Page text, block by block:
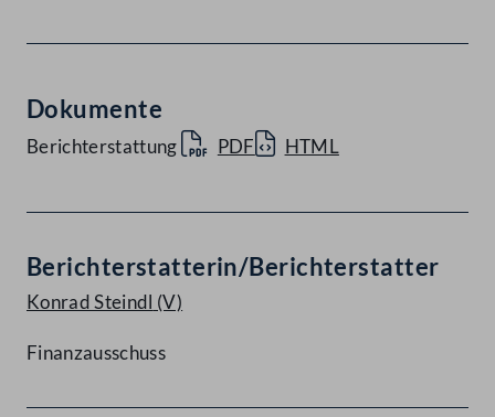
Dokumente
Berichterstattung PDF HTML
Berichterstatterin/Berichterstatter
Konrad Steindl (V)
Finanzausschuss